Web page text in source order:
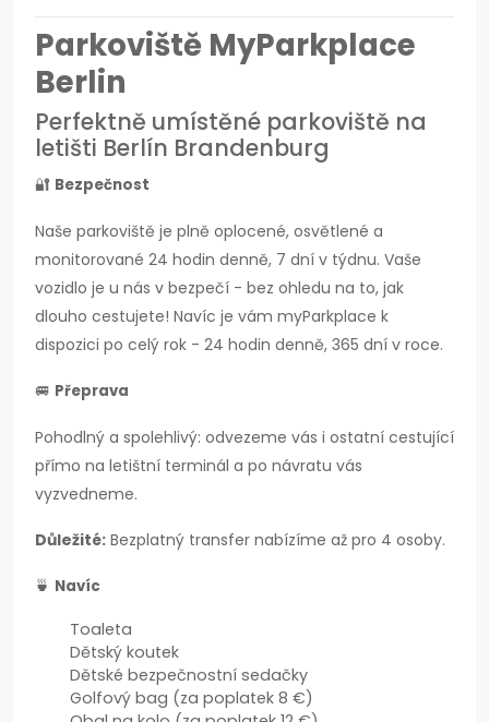
Parkoviště MyParkplace
Berlin
Perfektně umístěné parkoviště na
letišti Berlín Brandenburg
🔐 Bezpečnost
Naše parkoviště je plně oplocené, osvětlené a
monitorované 24 hodin denně, 7 dní v týdnu. Vaše
vozidlo je u nás v bezpečí - bez ohledu na to, jak
dlouho cestujete! Navíc je vám myParkplace k
dispozici po celý rok - 24 hodin denně, 365 dní v roce.
🚐 Přeprava
Pohodlný a spolehlivý: odvezeme vás i ostatní cestující
přímo na letištní terminál a po návratu vás
vyzvedneme.
Důležité: Bezplatný transfer nabízíme až pro 4 osoby.
🍵 Navíc
Toaleta
Dětský koutek
Dětské bezpečnostní sedačky
Golfový bag (za poplatek 8 €)